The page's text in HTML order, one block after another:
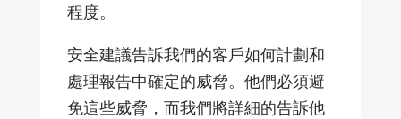
程度。
安全建議告訴我們的客戶如何計劃和
處理報告中確定的威脅。他們必須避
免這些威脅，而我們將詳細的告訴他